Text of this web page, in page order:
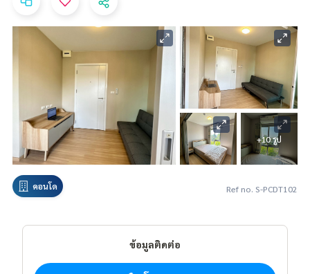
+10 รูป
คอนโด Ref no. S-PCDT102
ข้อมูลติดต่อ